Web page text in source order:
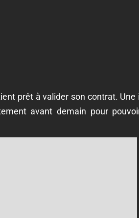
prêt à valider son contrat.
avant demain pour